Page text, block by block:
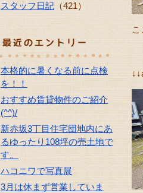
スタッフ日記 （421）
本格的に暑くなる前に点検
を！！
おすすめ賃貸物件のご紹介
(^^)/
新赤坂3丁目住宅団地内にあ
るゆったり108坪の売土地で
す。
ハコニワで写真展
3月は休まず営業していま